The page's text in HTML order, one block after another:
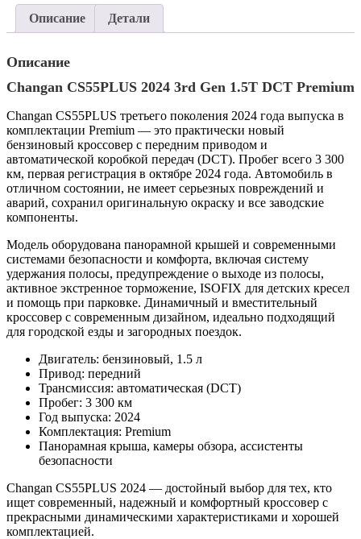
Описание Детали
Описание
Changan CS55PLUS 2024 3rd Gen 1.5T DCT Premium
Changan CS55PLUS третьего поколения 2024 года выпуска в
комплектации Premium — это практически новый
бензиновый кроссовер с передним приводом и
автоматической коробкой передач (DCT). Пробег всего 3 300
км, первая регистрация в октябре 2024 года. Автомобиль в
отличном состоянии, не имеет серьезных повреждений и
аварий, сохранил оригинальную окраску и все заводские
компоненты.
Модель оборудована панорамной крышей и современными
системами безопасности и комфорта, включая систему
удержания полосы, предупреждение о выходе из полосы,
активное экстренное торможение, ISOFIX для детских кресел
и помощь при парковке. Динамичный и вместительный
кроссовер с современным дизайном, идеально подходящий
для городской езды и загородных поездок.
Двигатель: бензиновый, 1.5 л
Привод: передний
Трансмиссия: автоматическая (DCT)
Пробег: 3 300 км
Год выпуска: 2024
Комплектация: Premium
Панорамная крыша, камеры обзора, ассистенты
безопасности
Changan CS55PLUS 2024 — достойный выбор для тех, кто
ищет современный, надежный и комфортный кроссовер с
прекрасными динамическими характеристиками и хорошей
комплектацией.